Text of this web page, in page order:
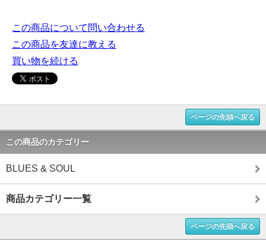
この商品について問い合わせる
この商品を友達に教える
買い物を続ける
ページの先頭へ戻る
この商品のカテゴリー
BLUES & SOUL
商品カテゴリー一覧
ページの先頭へ戻る